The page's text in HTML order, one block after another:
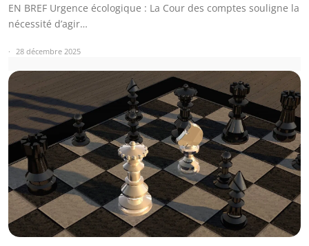
EN BREF Urgence écologique : La Cour des comptes souligne la
nécessité d’agir…
28 décembre 2025